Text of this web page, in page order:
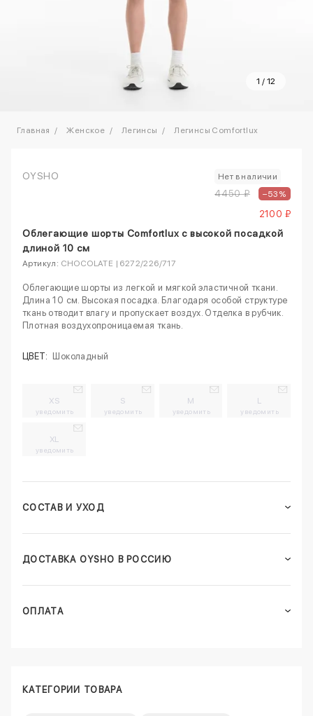
1 / 12
Главная Женское Легинсы Легинсы Comfortlux
OYSHO Нет в наличии
4450 ₽ –53%
2100 ₽
Облегающие шорты Comfortlux с высокой посадкой
длиной 10 см
Артикул: CHOCOLATE | 6272/226/717
Облегающие шорты из легкой и мягкой эластичной ткани.
Длина 10 см. Высокая посадка. Благодаря особой структуре
ткань отводит влагу и пропускает воздух. Отделка в рубчик.
Плотная воздухопроницаемая ткань.
ЦВЕТ: Шоколадный
XS
уведомить
S
уведомить
M
уведомить
L
уведомить
XL
уведомить
СОСТАВ И УХОД
ДОСТАВКА OYSHO В РОССИЮ
ОПЛАТА
КАТЕГОРИИ ТОВАРА